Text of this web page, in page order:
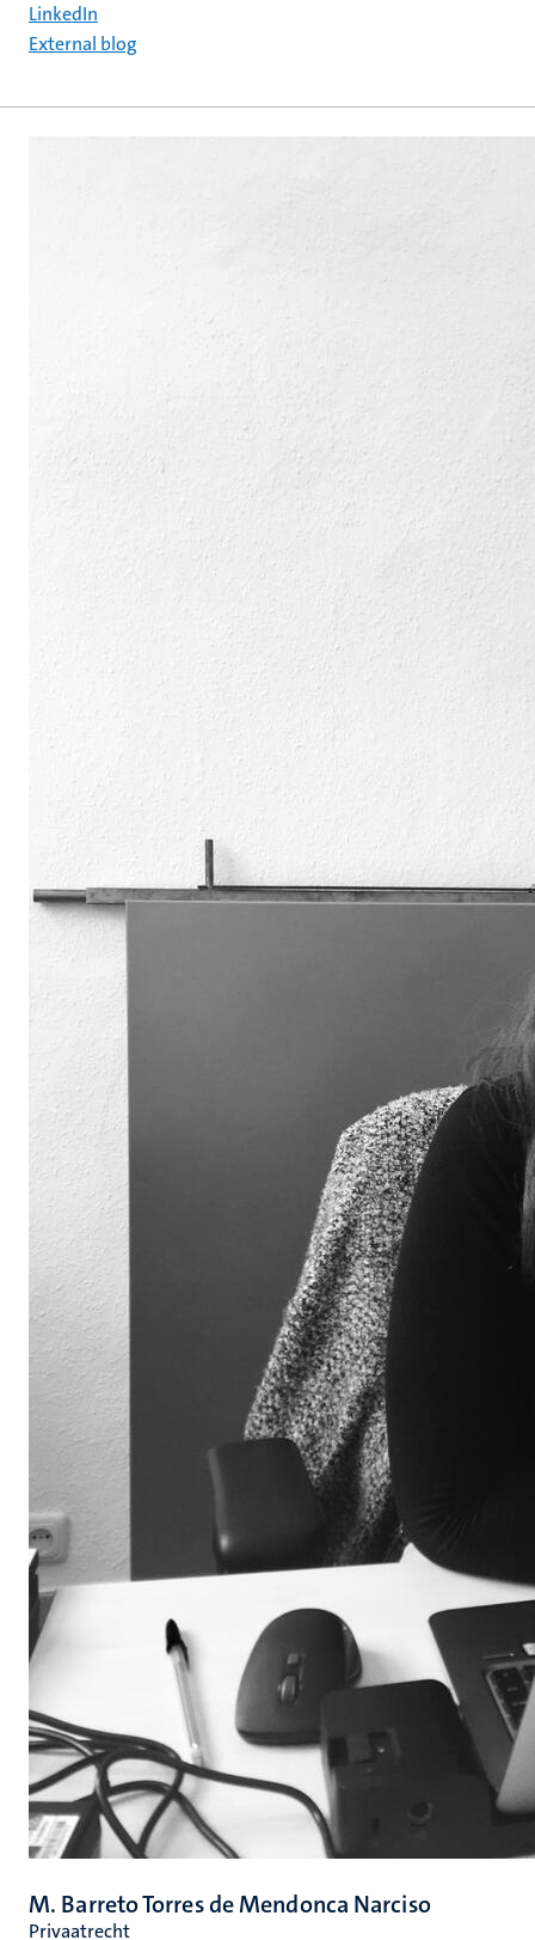
LinkedIn
External blog
M. Barreto Torres de Mendonca Narciso
Privaatrecht